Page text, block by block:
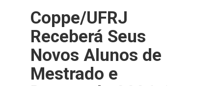
Coppe/UFRJ
Receberá Seus
Novos Alunos de
Mestrado e